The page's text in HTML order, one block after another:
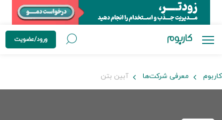
ورود/عضویت
کاربوم معرفی شرکت‌ها آبین بتن